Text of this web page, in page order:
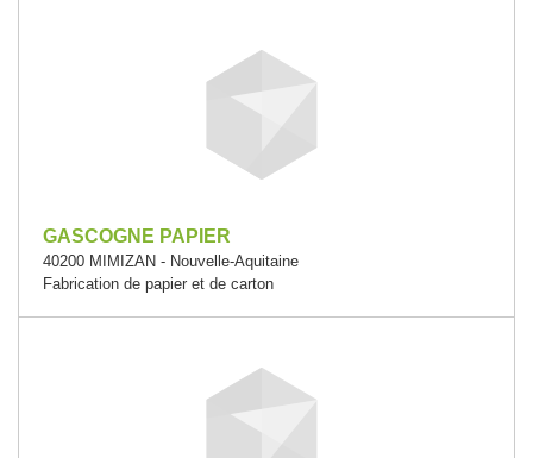
GASCOGNE PAPIER
40200 MIMIZAN - Nouvelle-Aquitaine
Fabrication de papier et de carton